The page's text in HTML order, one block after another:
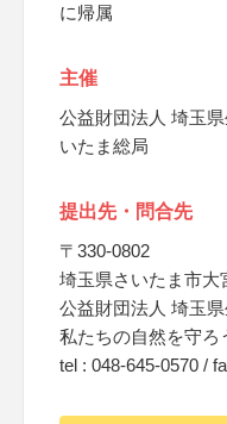
に帰属
主催
公益財団法人 埼玉
いたま総局
提出先・問合先
〒330-0802
埼玉県さいたま市大
公益財団法人 埼玉
私たちの自然を守ろ
tel : 048-645-0570 /